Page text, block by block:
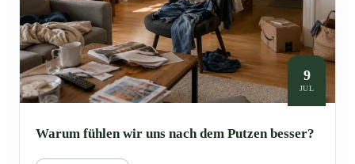
9
JUL
Warum fühlen wir uns nach dem Putzen besser?